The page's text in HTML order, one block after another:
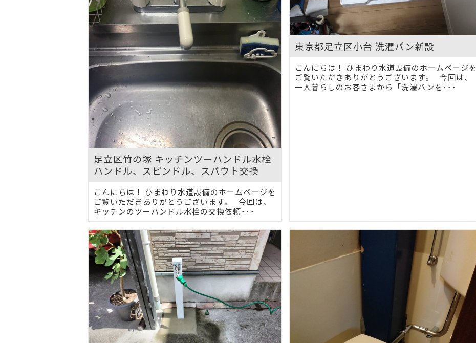
足立区竹の塚 キッチンツーハンドル水栓
ハンドル、スピンドル、スパウト交換
こんにちは！ ひまわり水道設備のホームページを
ご覧いただきありがとうございます。 今回は、
キッチンのツーハンドル水栓の交換依頼･･･
東京都足立区小台 洗濯パン新設
こんにちは！ ひまわり水道設備のホームページを
ご覧いただきありがとうございます。 今回は、
一人暮らしのお客さまから「洗濯パンを･･･